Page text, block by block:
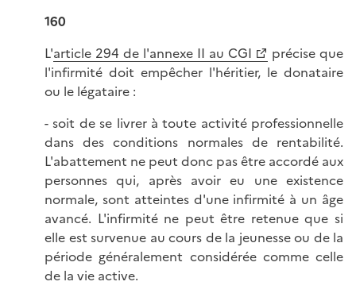
160
L'article 294 de l'annexe II au CGI
précise que
l'infirmité doit empêcher l'héritier, le donataire
ou le légataire :
- soit de se livrer à toute activité professionnelle
dans des conditions normales de rentabilité.
L'abattement ne peut donc pas être accordé aux
personnes qui, après avoir eu une existence
normale, sont atteintes d'une infirmité à un âge
avancé. L'infirmité ne peut être retenue que si
elle est survenue au cours de la jeunesse ou de la
période généralement considérée comme celle
de la vie active.